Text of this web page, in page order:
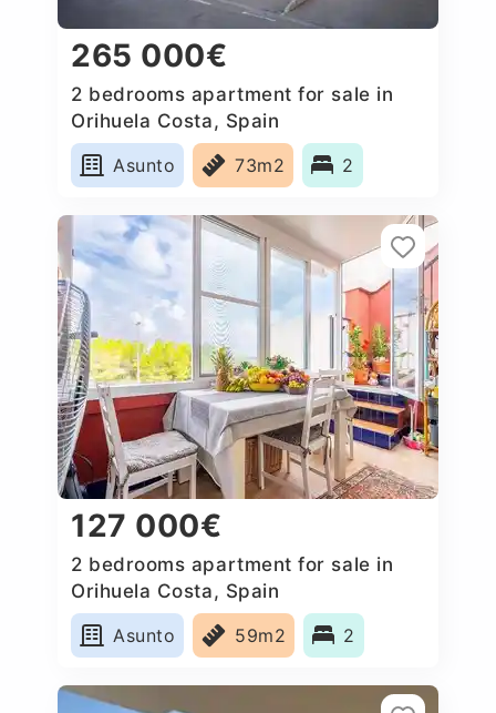
265 000€
2 bedrooms apartment for sale in
Orihuela Costa, Spain
Asunto
73m2 2
127 000€
2 bedrooms apartment for sale in
Orihuela Costa, Spain
Asunto
59m2 2